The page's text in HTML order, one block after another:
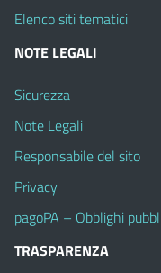
Elenco siti tematici
NOTE LEGALI
Sicurezza
Note Legali
Responsabile del sito
Privacy
pagoPA – Obblighi
TRASPARENZA